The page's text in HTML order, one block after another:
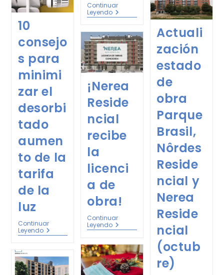
Continuar
Leyendo
10
consejo
s para
minimi
zar el
desorbi
tado
aumen
to de la
tarifa
de la
luz
Continuar
Leyendo
Actuali
zación
estado
de
obra
Parque
Brasil,
Nôrdes
Reside
ncial y
Nerea
Reside
ncial
(octub
re)
¡Nerea
Reside
ncial
recibe
la
licenci
a de
obra!
Continuar
Leyendo